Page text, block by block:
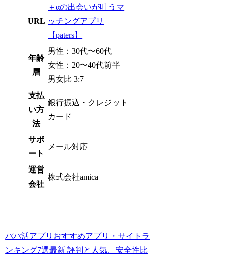
URL
＋αの出会いが叶うマ
ッチングアプリ
【paters】
年齢
層
男性：30代〜60代
女性：20〜40代前半
男女比 3:7
支払
い方
法
銀行振込・クレジット
カード
サポ
ート
メール対応
運営
会社
株式会社amica
パパ活アプリおすすめアプリ・サイトラ
ンキング7選最新 評判と人気、安全性比